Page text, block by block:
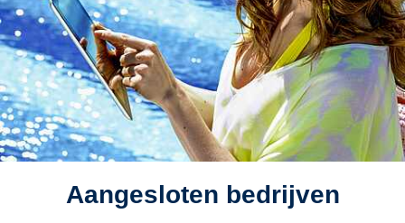
Aangesloten bedrijven